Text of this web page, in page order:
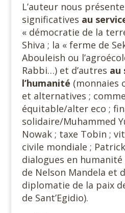
L’auteur nous
significatives au
« démocratie de la
Shiva ; la « ferme de
Abouleish ou
Rabbi…) et d’autres au
l’humanité (monnaies
et alternatives ;
équitable/alter eco ;
solidaire/Muhammed
Nowak ; taxe Tobin ;
civile mondiale ;
dialogues en
de Nelson Mandela et
diplomatie de la paix
de Sant’Egidio).